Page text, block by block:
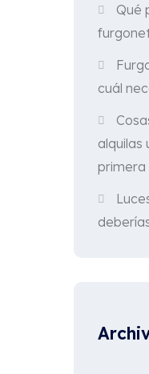
Qué
cuál
alquilas
primera